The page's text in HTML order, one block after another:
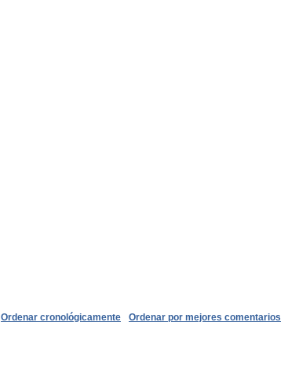
Ordenar por mejores comentarios
Ordenar cronológicamente